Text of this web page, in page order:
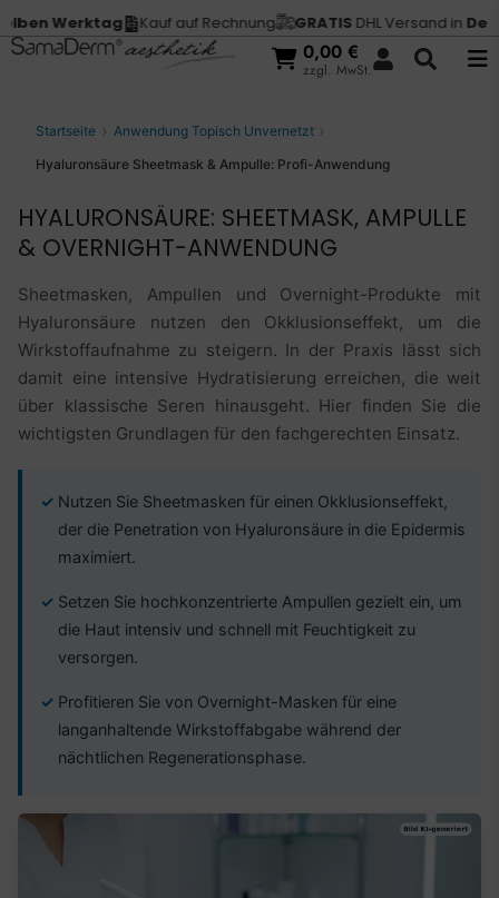
Kauf auf Rechnung GRATISDHL Versand in
0,00 €
zzgl. MwSt.
Startseite Anwendung Topisch Unvernetzt
Hyaluronsäure Sheetmask & Ampulle: Profi-Anwendung
HYALURONSÄURE: SHEETMASK, AMPULLE
& OVERNIGHT-ANWENDUNG
Sheetmasken, Ampullen und Overnight-Produkte mit
Hyaluronsäure nutzen den Okklusionseffekt, um die
Wirkstoffaufnahme zu steigern. In der Praxis lässt sich
damit eine intensive Hydratisierung erreichen, die weit
über klassische Seren hinausgeht. Hier finden Sie die
wichtigsten Grundlagen für den fachgerechten Einsatz.
Nutzen Sie Sheetmasken für einen Okklusionseffekt,
der die Penetration von Hyaluronsäure in die Epidermis
maximiert.
Setzen Sie hochkonzentrierte Ampullen gezielt ein, um
die Haut intensiv und schnell mit Feuchtigkeit zu
versorgen.
Profitieren Sie von Overnight-Masken für eine
langanhaltende Wirkstoffabgabe während der
nächtlichen Regenerationsphase.